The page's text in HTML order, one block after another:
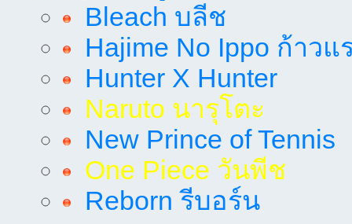
Bleach บลีช
Hajime No Ippo ก้าวแ
Hunter X Hunter
Naruto นารุโตะ
New Prince of Tennis
One Piece วันพีช
Reborn รีบอร์น